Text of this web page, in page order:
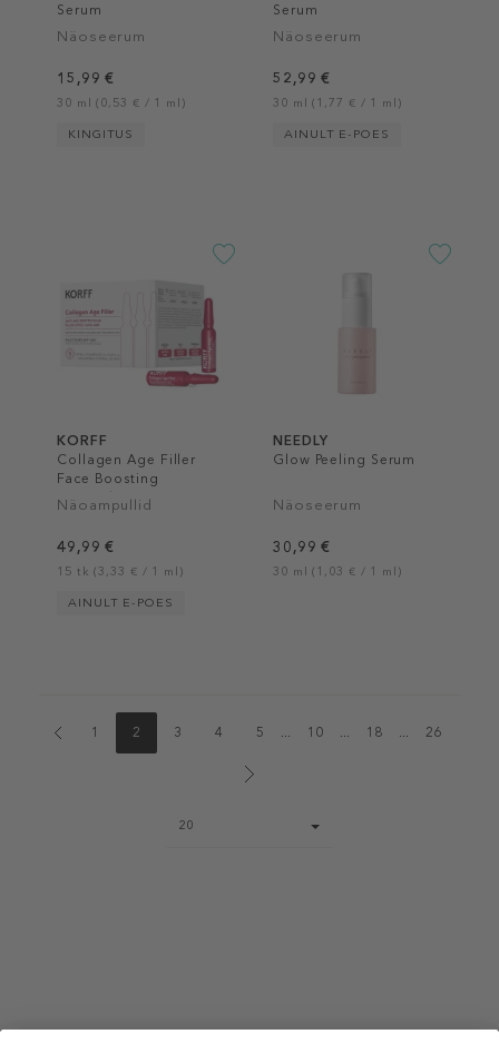
Serum
Näoseerum
15,99 €
30 ml (0,53 € / 1 ml)
KINGITUS
Serum
Näoseerum
52,99 €
30 ml (1,77 € / 1 ml)
AINULT E-POES
KORFF
Collagen Age Filler
Face Boosting
Ampoules
Näoampullid
49,99 €
15 tk (3,33 € / 1 ml)
AINULT E-POES
NEEDLY
Glow Peeling Serum
Näoseerum
30,99 €
30 ml (1,03 € / 1 ml)
1 2 3 4 5 ... 10 ... 18 ... 26
size
20